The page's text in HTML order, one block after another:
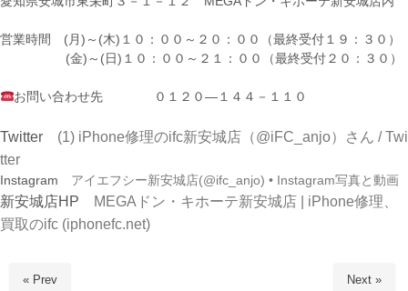
営業時間 (月)～(木)１０：００～２０：００（最終受付１９：３０）
(金)～(日)１０：００～２１：００（最終受付２０：３０）
お問い合わせ先 ０１２０―１４４－１１０
Twitter (1) iPhone修理のifc新安城店（@iFC_anjo）さん / Twi
tter
Instagram アイエフシー新安城店(@ifc_anjo) • Instagram写真と動画
新安城店HP
MEGAドン・キホーテ新安城店 | iPhone修理、
買取のifc (iphonefc.net)
« Prev Next »